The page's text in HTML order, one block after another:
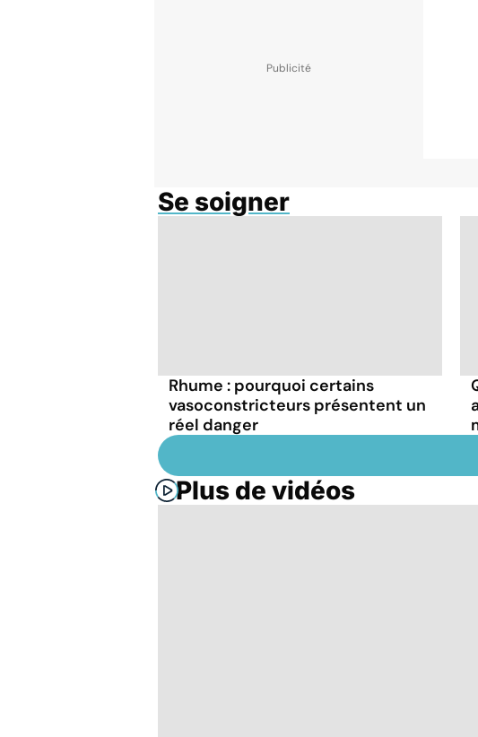
Se soigner
Rhume : pourquoi certains
vasoconstricteurs présentent un
réel danger
Plus de vidéos